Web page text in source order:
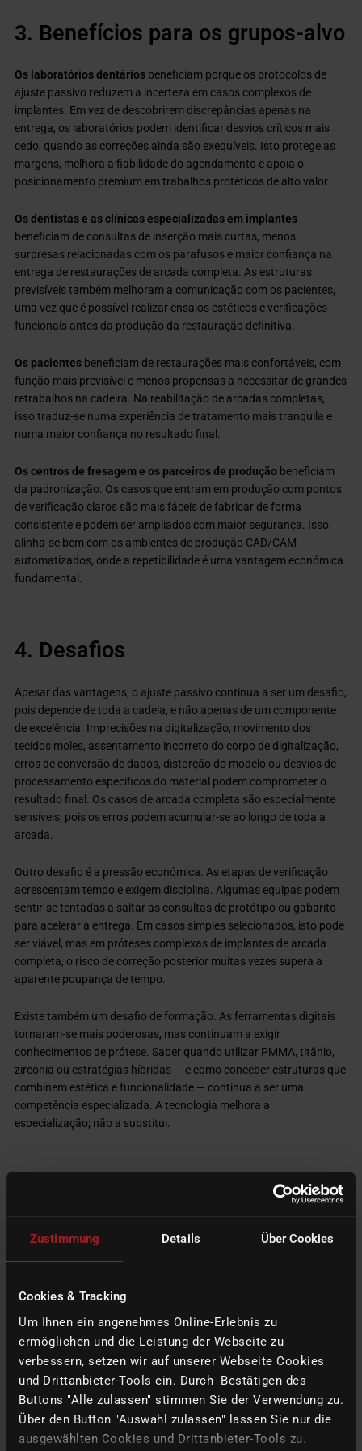
Zustimmung Details Über Cookies
Cookies & Tracking
Um Ihnen ein angenehmes Online-Erlebnis zu
ermöglichen und die Leistung der Webseite zu
verbessern, setzen wir auf unserer Webseite Cookies
und Drittanbieter-Tools ein. Durch Bestätigen des
Buttons "Alle zulassen" stimmen Sie der Verwendung zu.
Über den Button "Auswahl zulassen" lassen Sie nur die
ausgewählten Cookies und Drittanbieter-Tools zu.
3. Benefícios para os grupos-alvo
Os laboratórios dentários beneficiam porque os protocolos de
ajuste passivo reduzem a incerteza em casos complexos de
implantes. Em vez de descobrirem discrepâncias apenas na
entrega, os laboratórios podem identificar desvios críticos mais
cedo, quando as correções ainda são exequíveis. Isto protege as
margens, melhora a fiabilidade do agendamento e apoia o
posicionamento premium em trabalhos protéticos de alto valor.
Os dentistas e as clínicas especializadas em implantes
beneficiam de consultas de inserção mais curtas, menos
surpresas relacionadas com os parafusos e maior confiança na
entrega de restaurações de arcada completa. As estruturas
previsíveis também melhoram a comunicação com os pacientes,
uma vez que é possível realizar ensaios estéticos e verificações
funcionais antes da produção da restauração definitiva.
Os pacientes beneficiam de restaurações mais confortáveis, com
função mais previsível e menos propensas a necessitar de grandes
retrabalhos na cadeira. Na reabilitação de arcadas completas,
isso traduz-se numa experiência de tratamento mais tranquila e
numa maior confiança no resultado final.
Os centros de fresagem e os parceiros de produção beneficiam
da padronização. Os casos que entram em produção com pontos
de verificação claros são mais fáceis de fabricar de forma
consistente e podem ser ampliados com maior segurança. Isso
alinha-se bem com os ambientes de produção CAD/CAM
automatizados, onde a repetibilidade é uma vantagem económica
fundamental.
4. Desafios
Apesar das vantagens, o ajuste passivo continua a ser um desafio,
pois depende de toda a cadeia, e não apenas de um componente
de excelência. Imprecisões na digitalização, movimento dos
tecidos moles, assentamento incorreto do corpo de digitalização,
erros de conversão de dados, distorção do modelo ou desvios de
processamento específicos do material podem comprometer o
resultado final. Os casos de arcada completa são especialmente
sensíveis, pois os erros podem acumular-se ao longo de toda a
arcada.
Outro desafio é a pressão económica. As etapas de verificação
acrescentam tempo e exigem disciplina. Algumas equipas podem
sentir-se tentadas a saltar as consultas de protótipo ou gabarito
para acelerar a entrega. Em casos simples selecionados, isto pode
ser viável, mas em próteses complexas de implantes de arcada
completa, o risco de correção posterior muitas vezes supera a
aparente poupança de tempo.
Existe também um desafio de formação. As ferramentas digitais
tornaram-se mais poderosas, mas continuam a exigir
conhecimentos de prótese. Saber quando utilizar PMMA, titânio,
zircónia ou estratégias híbridas — e como conceber estruturas que
combinem estética e funcionalidade — continua a ser uma
competência especializada. A tecnologia melhora a
especialização; não a substitui.
5. Mercado e perspetivas futuras
A direção do mercado é clara: a reabilitação de arcadas completas
cada vez mais fluxos de trabalho que combinam digitalização
CAD/CAM definitivas numa sequência estruturada. A tendência
não é no sentido de «menos controlos», mas sim decontrolos
mais bem integrados.
Isto abre oportunidades para fabricantes e fornecedores de
sistemas. Os laboratórios e as clínicas procuram ecossistemas
abertos, mas fiáveis, nos quais o desempenho das máquinas, as